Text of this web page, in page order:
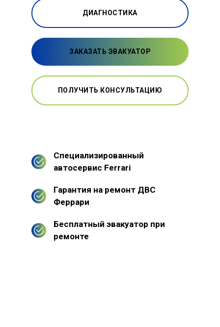
ДИАГНОСТИКА
ЗАКАЗАТЬ ЭВАКУАТОР
ПОЛУЧИТЬ КОНСУЛЬТАЦИЮ
Специализированный
автосервис Ferrari
Гарантия на ремонт ДВС
Феррари
Бесплатный эвакуатор при
ремонте